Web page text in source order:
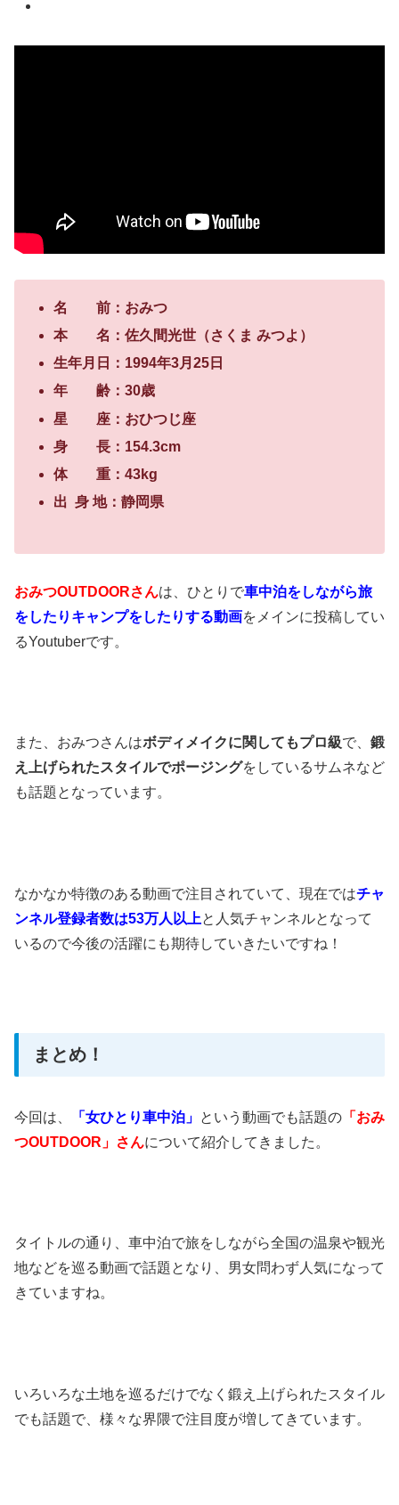
名 前：おみつ
本 名：佐久間光世（さくま みつよ）
生年月日：1994年3月25日
年 齢：30歳
星 座：おひつじ座
身 長：154.3cm
体 重：43kg
出 身 地：静岡県
おみつOUTDOORさんは、ひとりで車中泊をしながら旅
をしたりキャンプをしたりする動画をメインに投稿してい
るYoutuberです。
また、おみつさんはボディメイクに関してもプロ級で、 鍛
え上げられたスタイルでポージングをしているサムネなど
も話題となっています。
なかなか特徴のある動画で注目されていて、現在ではチャ
ンネル登録者数は53万人以上と人気チャンネルとなって
いるので今後の活躍にも期待していきたいですね！
まとめ！
今回は、 「女ひとり車中泊」 という動画でも話題の 「おみ
つOUTDOOR」さんについて紹介してきました。
タイトルの通り、車中泊で旅をしながら全国の温泉や観光
地などを巡る動画で話題となり、男女問わず人気になって
きていますね。
いろいろな土地を巡るだけでなく鍛え上げられたスタイル
でも話題で、様々な界隈で注目度が増してきています。